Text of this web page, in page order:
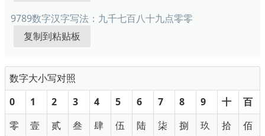
9789数字汉字写法： 九千七百八十九点零零
数字大小写对照
0
1 2 3 4 5 6 7 8 9 十
百
零
壹 贰 叁 肆 伍 陆 柒 捌 玖 拾 佰